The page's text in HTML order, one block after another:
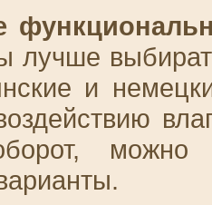
лучше
и